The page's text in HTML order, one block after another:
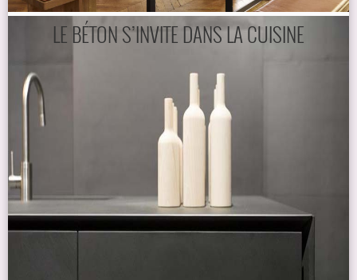
LE BÉTON S’INVITE DANS LA CUISINE